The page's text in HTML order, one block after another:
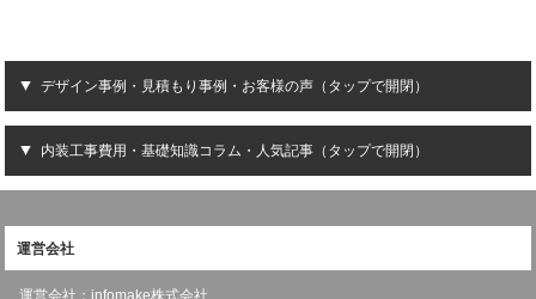
デザイン事例・見積もり事例・お客様の声（タップで開閉）
内装工事費用・基礎知識コラム・人気記事（タップで開閉）
運営会社
運営会社：infomake株式会社